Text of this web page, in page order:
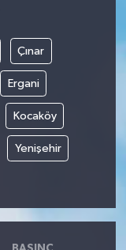
Çınar
Ergani
Kocaköy
Yenişehir